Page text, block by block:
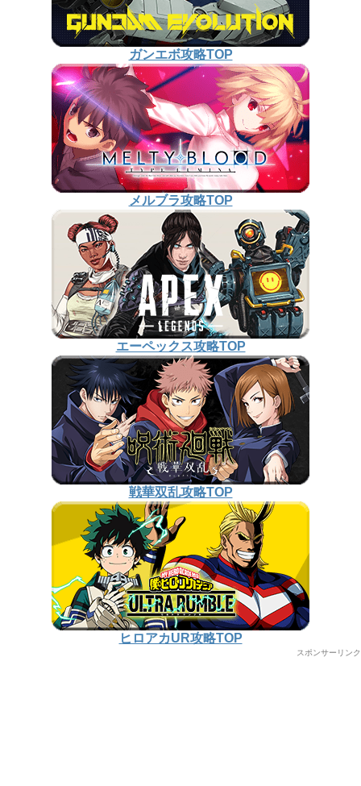
ガンエボ攻略TOP
メルブラ攻略TOP
エーペックス攻略TOP
戦華双乱攻略TOP
ヒロアカUR攻略TOP
スポンサーリンク